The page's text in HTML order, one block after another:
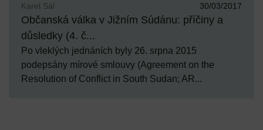
Karel Sál 30/03/2017
Občanská válka v Jižním Súdánu: příčiny a
důsledky (4. č...
Po vleklých jednáních byly 26. srpna 2015
podepsány mírové smlouvy (Agreement on the
Resolution of Conflict in South Sudan; AR...